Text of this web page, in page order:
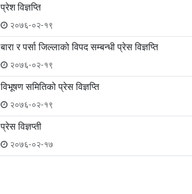
प्रेश विज्ञप्ति
२०७६-०२-१९
बारा र पर्सा जिल्लाको विपद सम्बन्धी प्रेस विज्ञप्ति
२०७६-०२-१९
विभूषण समितिको प्रेस विज्ञप्ति
२०७६-०२-१९
प्रेस विज्ञप्ती
२०७६-०२-१७